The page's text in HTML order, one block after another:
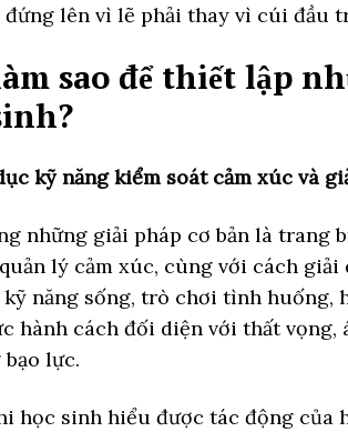
đứng lên vì lẽ phải thay vì cúi đầu
sao để thiết lập
kỹ năng kiểm soát cảm xúc và
những giải pháp cơ bản là trang
lý cảm xúc, cùng với cách
năng sống, trò chơi tình huống,
hành cách đối diện với thất vọng,
lực.
học sinh hiểu được tác động của